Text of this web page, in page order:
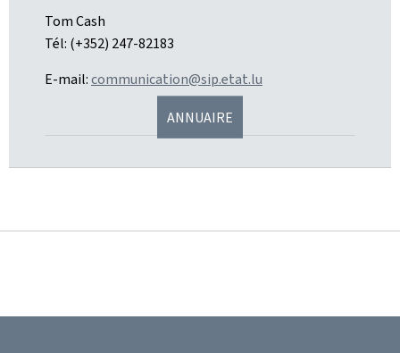
Tom Cash
Tél: (+352) 247-82183
E-mail:communication@sip.etat.lu
ANNUAIRE